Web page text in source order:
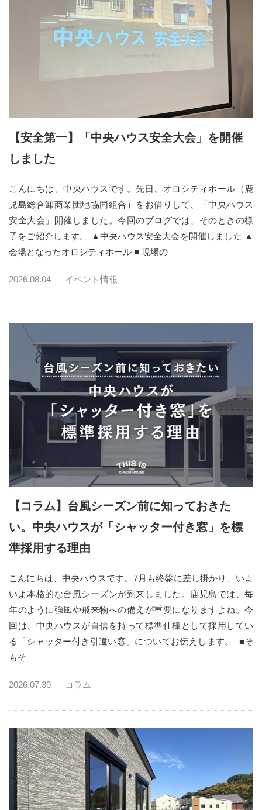
【安全第一】「中央ハウス安全大会」を開催
しました
こんにちは、中央ハウスです。先日、オロシティホール（鹿
児島総合卸商業団地協同組合）をお借りして、「中央ハウス
安全大会」開催しました。今回のブログでは、そのときの様
子をご紹介します。 ▲中央ハウス安全大会を開催しました ▲
会場となったオロシティホール ■ 現場の
2026.08.04 イベント情報
【コラム】台風シーズン前に知っておきた
い。中央ハウスが「シャッター付き窓」を標
準採用する理由
こんにちは、中央ハウスです。7月も終盤に差し掛かり、いよ
いよ本格的な台風シーズンが到来しました。鹿児島では、毎
年のように強風や飛来物への備えが重要になりますよね。今
回は、中央ハウスが自信を持って標準仕様として採用してい
る「シャッター付き引違い窓」についてお伝えします。 ■そ
もそ
2026.07.30 コラム